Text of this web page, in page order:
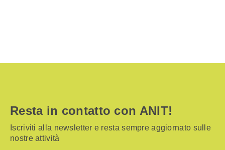
Resta in contatto con ANIT!
Iscriviti alla newsletter e resta sempre aggiornato sulle
nostre attività